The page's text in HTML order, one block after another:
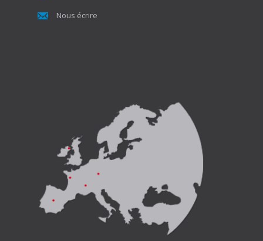
Nous écrire